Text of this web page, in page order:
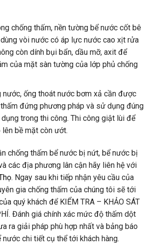
chống thấm, nền tường bể nước cốt bê
vòi nước có áp lực nước cao xịt rửa
còn dính bụi bẩn, dầu mỡ, axit để
của mặt sàn tường của lớp phủ chống
nước, ống thoát nước bơm xả cần được
đứng phương pháp và sử dụng đúng
trong thi công. Thi công giật lùi để
bề mặt còn ướt.
chống thấm bể nước bị nứt, bể nước bị
các địa phương lân cận hãy liên hệ với
. Ngay sau khi tiếp nhận yêu cầu của
gia chống thấm của chúng tôi sẽ tới
quý khách để KIỂM TRA – KHẢO SÁT
Đánh giá chính xác mức độ thấm dột
ra giải pháp phù hợp nhất và bảng báo
chi tiết cụ thể tới khách hàng.